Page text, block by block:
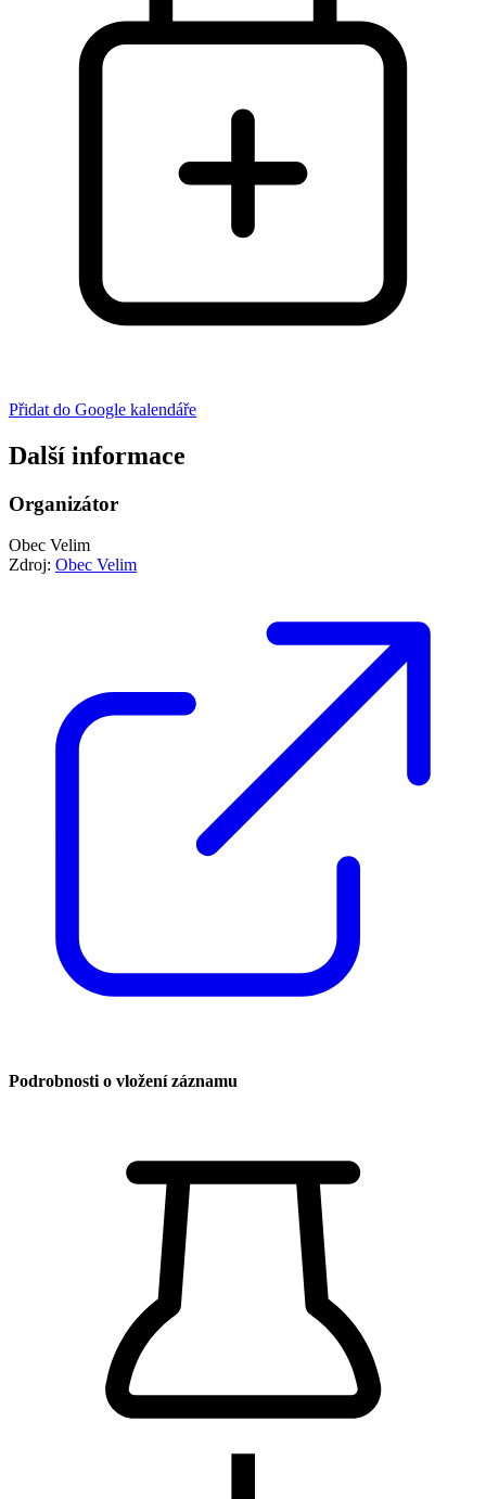
Přidat do Google kalendáře
Další informace
Organizátor
Obec Velim
Zdroj: Obec Velim
Podrobnosti o vložení záznamu